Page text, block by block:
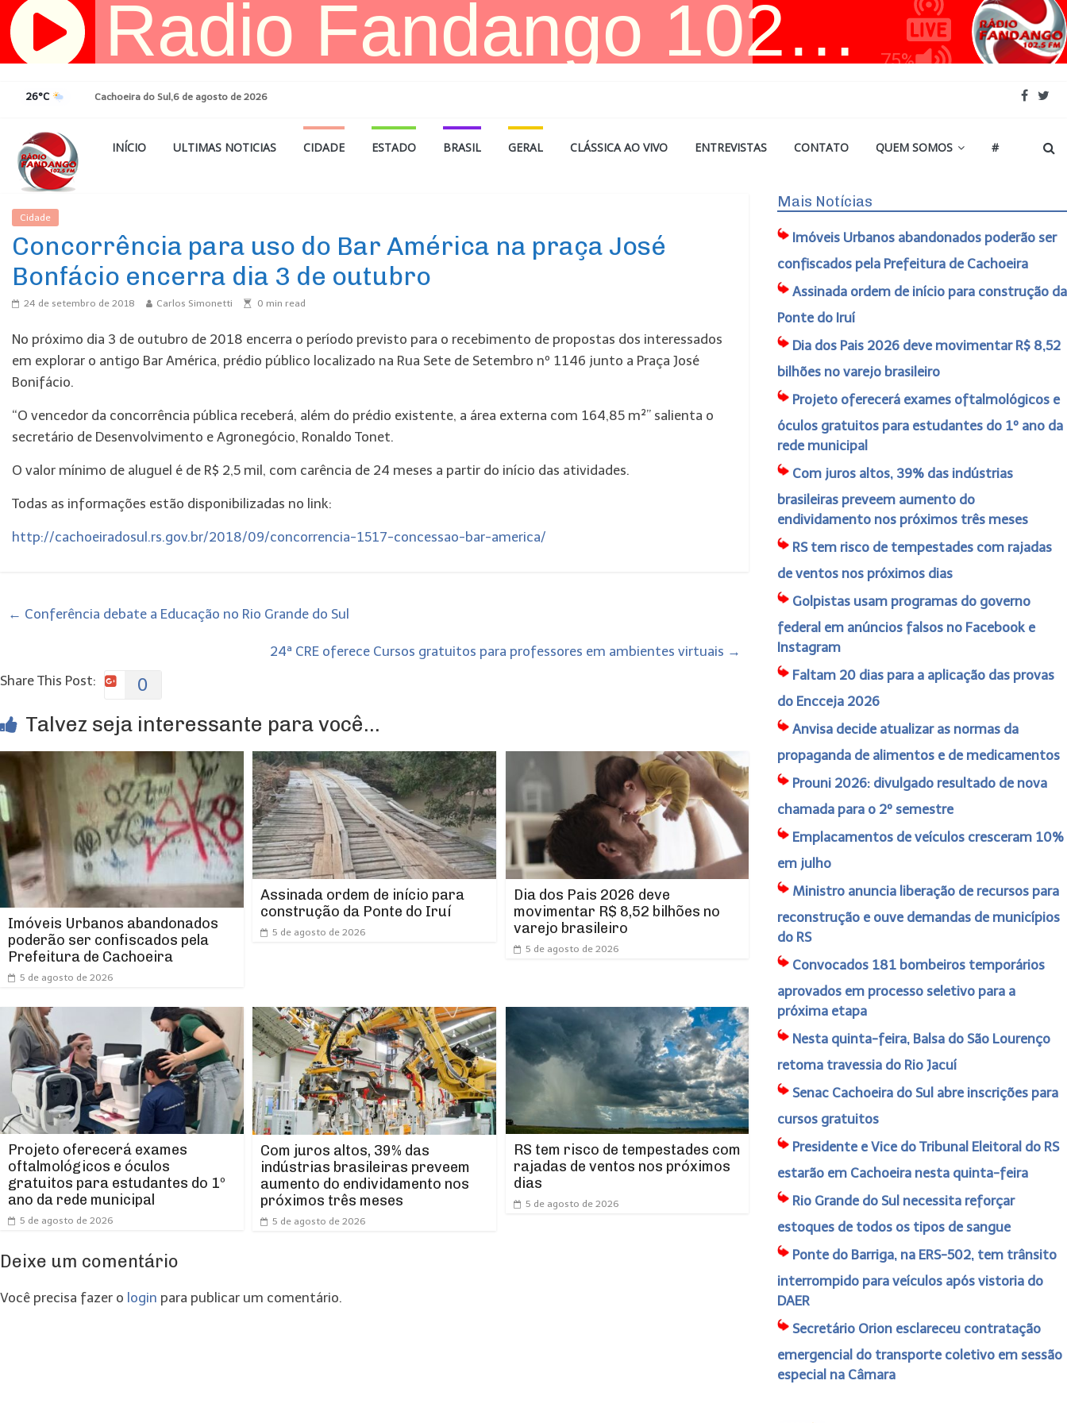
Pular
para
26°C Cachoeira do Sul,6 de agosto de 2026
INÍCIO ULTIMAS NOTICIAS CIDADE ESTADO BRASIL GERAL CLÁSSICA AO VIVO ENTREVISTAS CONTATO QUEM SOMOS #
Cidade
Concorrência para uso do Bar América na praça José
Bonfácio encerra dia 3 de outubro
24 de setembro de 2018 Carlos Simonetti 0 min read
No próximo dia 3 de outubro de 2018 encerra o período previsto para o recebimento de propostas dos interessados
em explorar o antigo Bar América, prédio público localizado na Rua Sete de Setembro nº 1146 junto a Praça José
Bonifácio.
“O vencedor da concorrência pública receberá, além do prédio existente, a área externa com 164,85 m²” salienta o
secretário de Desenvolvimento e Agronegócio, Ronaldo Tonet.
O valor mínimo de aluguel é de R$ 2,5 mil, com carência de 24 meses a partir do início das atividades.
Todas as informações estão disponibilizadas no link:
http://cachoeiradosul.rs.gov.br/2018/09/concorrencia-1517-concessao-bar-america/
← Conferência debate a Educação no Rio Grande do Sul
24ª CRE oferece Cursos gratuitos para professores em ambientes virtuais →
Share This Post:
0
Talvez seja interessante para você...
Imóveis Urbanos abandonados
poderão ser confiscados pela
Prefeitura de Cachoeira
5 de agosto de 2026
Assinada ordem de início para
construção da Ponte do Iruí
5 de agosto de 2026
Dia dos Pais 2026 deve
movimentar R$ 8,52 bilhões no
varejo brasileiro
5 de agosto de 2026
Projeto oferecerá exames
oftalmológicos e óculos
gratuitos para estudantes do 1º
ano da rede municipal
5 de agosto de 2026
Com juros altos, 39% das
indústrias brasileiras preveem
aumento do endividamento nos
próximos três meses
5 de agosto de 2026
RS tem risco de tempestades com
rajadas de ventos nos próximos
dias
5 de agosto de 2026
Deixe um comentário
Você precisa fazer o login para publicar um comentário.
Mais Notícias
Imóveis Urbanos abandonados poderão ser
confiscados pela Prefeitura de Cachoeira
Assinada ordem de início para construção da
Ponte do Iruí
Dia dos Pais 2026 deve movimentar R$ 8,52
bilhões no varejo brasileiro
Projeto oferecerá exames oftalmológicos e
óculos gratuitos para estudantes do 1º ano da
rede municipal
Com juros altos, 39% das indústrias
brasileiras preveem aumento do
endividamento nos próximos três meses
RS tem risco de tempestades com rajadas
de ventos nos próximos dias
Golpistas usam programas do governo
federal em anúncios falsos no Facebook e
Instagram
Faltam 20 dias para a aplicação das provas
do Encceja 2026
Anvisa decide atualizar as normas da
propaganda de alimentos e de medicamentos
Prouni 2026: divulgado resultado de nova
chamada para o 2º semestre
Emplacamentos de veículos cresceram 10%
em julho
Ministro anuncia liberação de recursos para
reconstrução e ouve demandas de municípios
do RS
Convocados 181 bombeiros temporários
aprovados em processo seletivo para a
próxima etapa
Nesta quinta-feira, Balsa do São Lourenço
retoma travessia do Rio Jacuí
Senac Cachoeira do Sul abre inscrições para
cursos gratuitos
Presidente e Vice do Tribunal Eleitoral do RS
estarão em Cachoeira nesta quinta-feira
Rio Grande do Sul necessita reforçar
estoques de todos os tipos de sangue
Ponte do Barriga, na ERS-502, tem trânsito
interrompido para veículos após vistoria do
DAER
Secretário Orion esclareceu contratação
emergencial do transporte coletivo em sessão
especial na Câmara